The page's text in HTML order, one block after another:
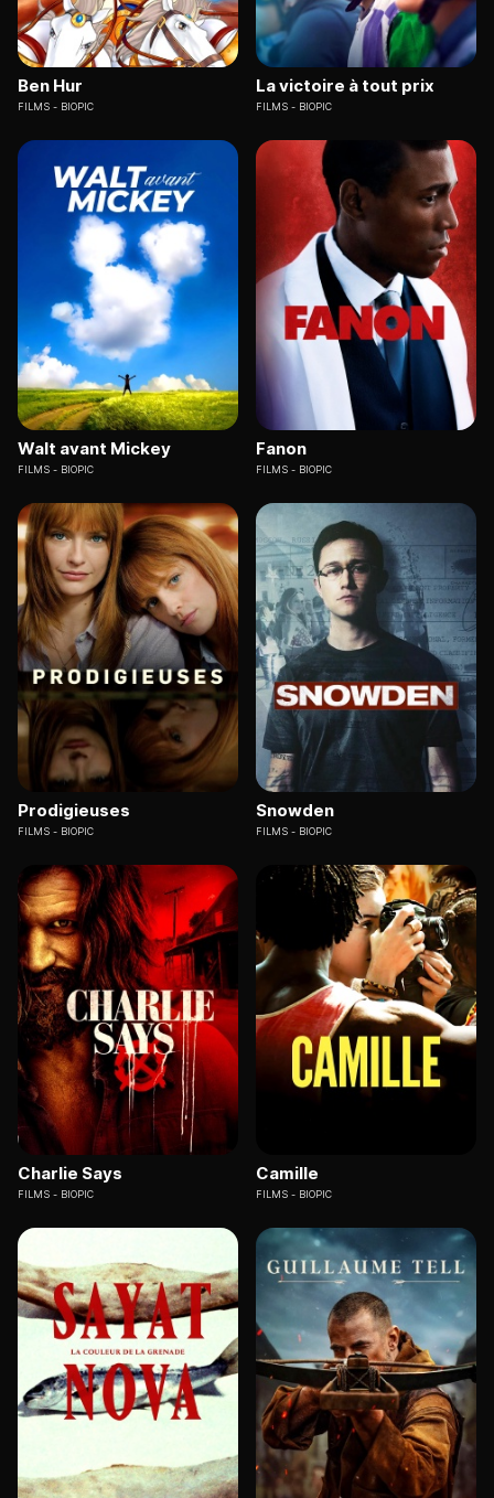
Ben Hur
FILMS BIOPIC
La victoire à tout prix
FILMS BIOPIC
Walt avant Mickey
FILMS BIOPIC
Fanon
FILMS BIOPIC
Prodigieuses
FILMS BIOPIC
Snowden
FILMS BIOPIC
Charlie Says
FILMS BIOPIC
Camille
FILMS BIOPIC